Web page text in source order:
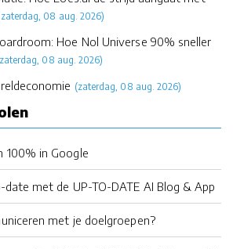
08 aug. 2026)
Hoe Nol Universe 90% sneller
08 aug. 2026)
(zaterdag, 08 aug. 2026)
100% in Google
met de UP-TO-DATE AI Blog & App
met je doelgroepen?